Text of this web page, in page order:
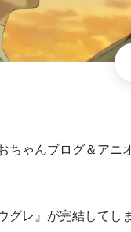
ちゃんブログ＆アニ
グレ』が完結してし